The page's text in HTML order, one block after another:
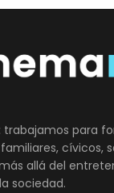
trabajamos para
cívicos,
allá del
sociedad.